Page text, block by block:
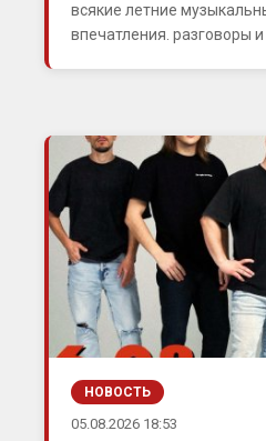
всякие летние
впечатления. разговоры и
НОВОСТЬ
05.08.2026 18:53